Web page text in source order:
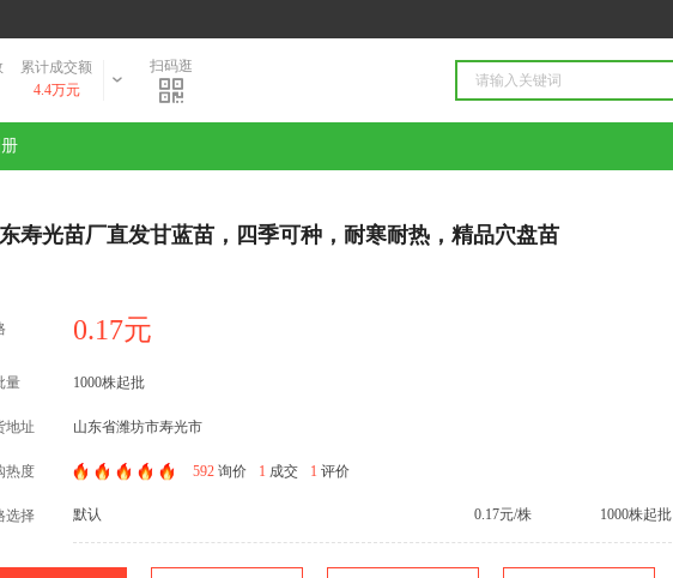
累计成交额
4.4万元
扫码逛
寿光苗厂直发甘蓝苗，四季可种，耐寒耐热，精品穴盘苗
0.17元
量 1000株起批
地址 山东省潍坊市寿光市
热度 592 询价 1 成交 1 评价
选择 默认 0.17元/株 1000株起批